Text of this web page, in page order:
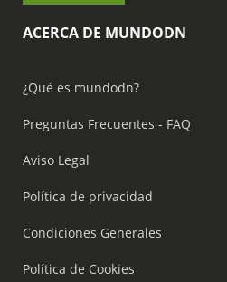
ACERCA DE MUNDODN
¿Qué es mundodn?
Preguntas Frecuentes - FAQ
Aviso Legal
Política de privacidad
Condiciones Generales
Política de Cookies